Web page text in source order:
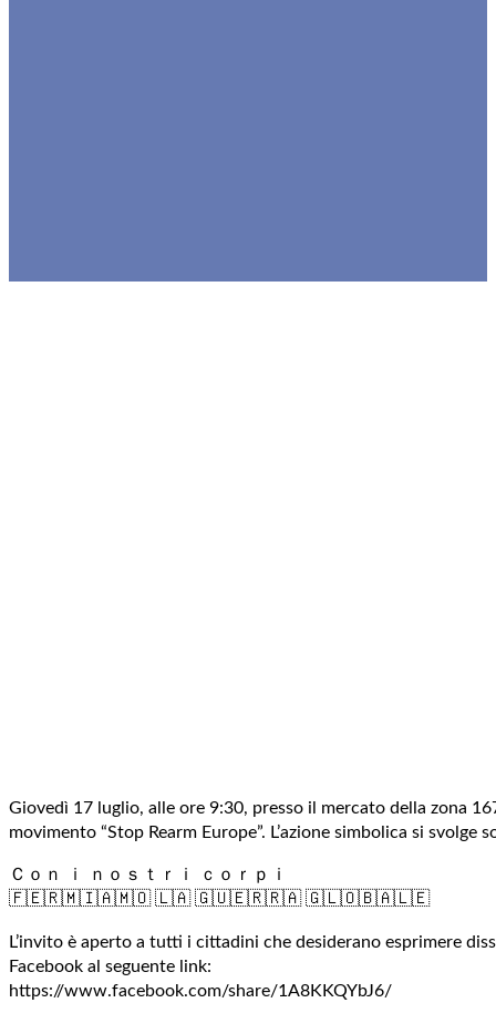
Giovedì 17 luglio, alle ore 9:30, presso il mercato della zona
movimento “Stop Rearm Europe”. L’azione simbolica si svolge
Ｃｏｎ ｉ ｎｏｓｔｒｉ ｃｏｒｐｉ
🇫​​🇪​​🇷​​🇲​​🇮​​🇦​​🇲​​🇴​ ​🇱​​🇦​ ​🇬​​🇺​​🇪​​🇷​​🇷​​🇦​ ​🇬​​🇱​​🇴​​🇧​​🇦​​🇱​​🇪​
L’invito è aperto a tutti i cittadini che desiderano esprimere
Facebook al seguente link:
https://www.facebook.com/share/1A8KKQYbJ6/